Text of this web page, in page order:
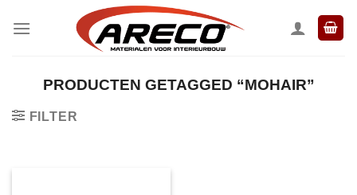
naar
PRODUCTEN GETAGGED “MOHAIR”
FILTER